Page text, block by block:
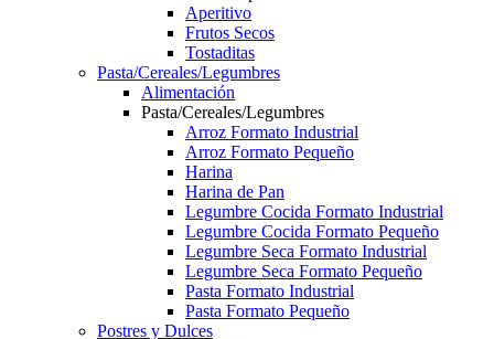
Aperitivo
Frutos Secos
Tostaditas
Pasta/Cereales/Legumbres
Alimentación
Pasta/Cereales/Legumbres
Arroz Formato Industrial
Arroz Formato Pequeño
Harina
Harina de Pan
Legumbre Cocida Formato Industrial
Legumbre Cocida Formato Pequeño
Legumbre Seca Formato Industrial
Legumbre Seca Formato Pequeño
Pasta Formato Industrial
Pasta Formato Pequeño
Postres y Dulces